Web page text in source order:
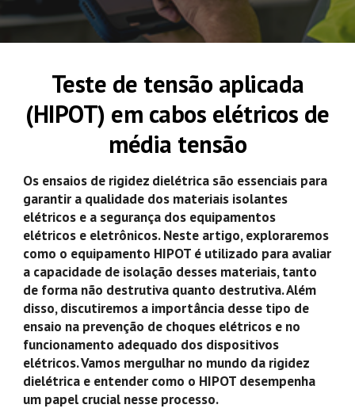
Teste de tensão aplicada
(HIPOT) em cabos elétricos de
média tensão
Os ensaios de rigidez dielétrica são essenciais para
garantir a qualidade dos materiais isolantes
elétricos e a segurança dos equipamentos
elétricos e eletrônicos. Neste artigo, exploraremos
como o equipamento HIPOT é utilizado para avaliar
a capacidade de isolação desses materiais, tanto
de forma não destrutiva quanto destrutiva. Além
disso, discutiremos a importância desse tipo de
ensaio na prevenção de choques elétricos e no
funcionamento adequado dos dispositivos
elétricos. Vamos mergulhar no mundo da rigidez
dielétrica e entender como o HIPOT desempenha
um papel crucial nesse processo.